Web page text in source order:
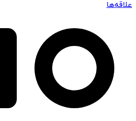
علاقه‌ها